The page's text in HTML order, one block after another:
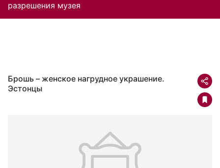
разрешения музея
Брошь – женское нагрудное украшение.
Эстонцы